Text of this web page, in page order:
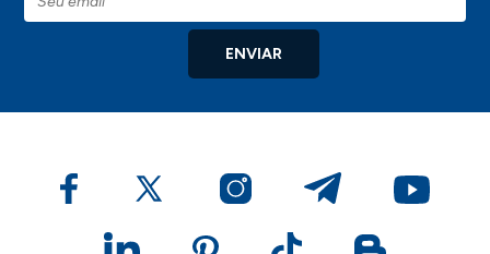
ENVIAR